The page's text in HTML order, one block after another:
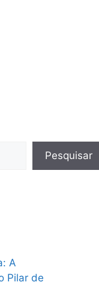
Pesquisar
A
Pilar de